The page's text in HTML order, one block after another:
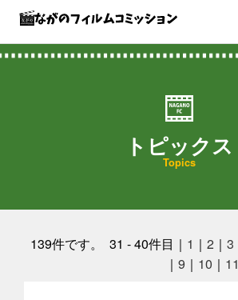
トピックス
Topics
139件です。 31 - 40件目｜ 1 ｜ 2 ｜ 3
｜ 9 ｜ 10 ｜ 11